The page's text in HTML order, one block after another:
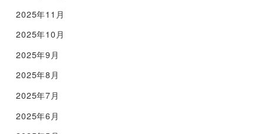
2025年11月
2025年10月
2025年9月
2025年8月
2025年7月
2025年6月